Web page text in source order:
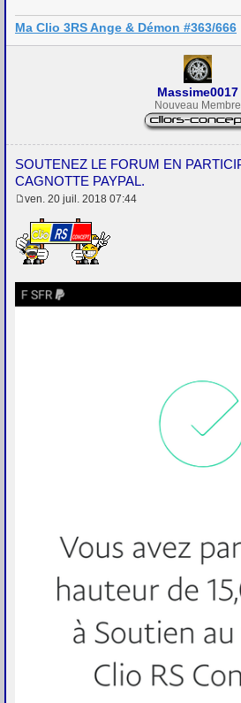
Ma Clio 3RS Ange & Démon #363/666
Massime0017
Nouveau Membre
SOUTENEZ LE FORUM EN PARTICIPANT À NOTRE
CAGNOTTE PAYPAL.
e
s
s
a
e
ven. 20 juil. 2018 07:44